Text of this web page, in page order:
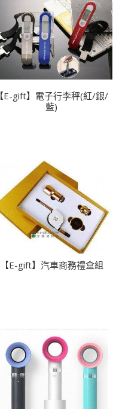
【E-gift】電子行李秤(紅/銀/
藍)
【E-gift】汽車商務禮盒組